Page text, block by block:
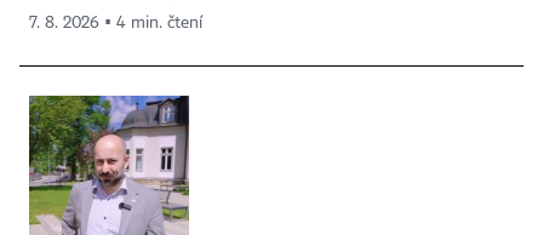
7. 8. 2026 ▪ 4 min. čtení